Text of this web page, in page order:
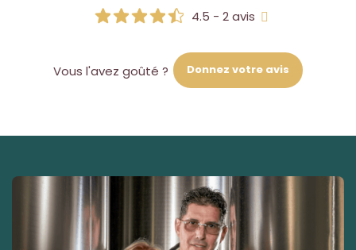
4.5 - 2 avis
Vous l'avez goûté ? Donnez votre avis